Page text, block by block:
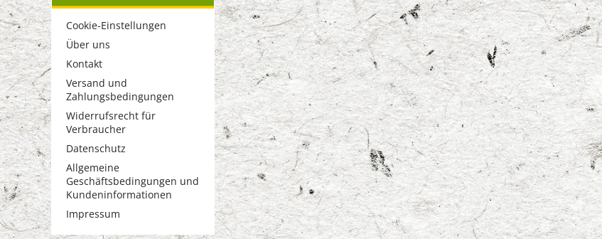
Cookie-Einstellungen
Über uns
Kontakt
Versand und
Zahlungsbedingungen
Widerrufsrecht für
Verbraucher
Datenschutz
Allgemeine
Geschäftsbedingungen und
Kundeninformationen
Impressum